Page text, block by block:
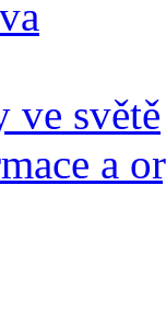
ve světě
a